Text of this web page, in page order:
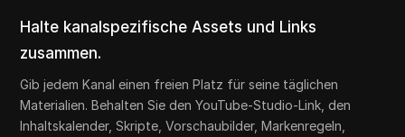
Halte kanalspezifische Assets und Links
zusammen.
Gib jedem Kanal einen freien Platz für seine täglichen
Materialien. Behalten Sie den YouTube-Studio-Link, den
Inhaltskalender, Skripte, Vorschaubilder, Markenregeln,